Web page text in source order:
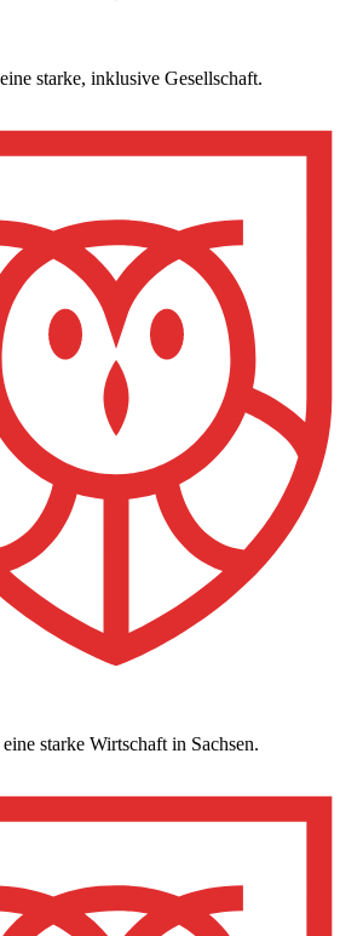
starke, inklusive Gesellschaft.
starke Wirtschaft in Sachsen.